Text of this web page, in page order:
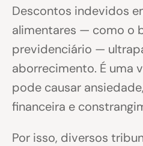
Descontos indevidos
alimentares — como o
previdenciário —
aborrecimento. É uma
pode causar
financeira e
Por isso, diversos